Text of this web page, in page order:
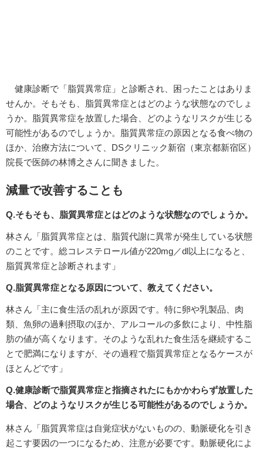
健康診断で「脂質異常症」と診断され、困ったことはありま
せんか。そもそも、脂質異常症とはどのような状態なのでしょ
うか。脂質異常症を放置した場合、どのようなリスクが生じる
可能性があるのでしょうか。脂質異常症の原因となる食べ物の
ほか、治療方法について、DSクリニック新宿（東京都新宿区）
院長で医師の林博之さんに聞きました。
減量で改善することも
Q.そもそも、脂質異常症とはどのような状態なのでしょうか。
林さん「脂質異常症とは、脂質代謝に異常が発生している状態
のことです。総コレステロール値が220mg／dl以上になると、
脂質異常症と診断されます」
Q.脂質異常症となる原因について、教えてください。
林さん「主に食生活の乱れが原因です。特に卵や乳製品、肉
類、魚卵の過剰摂取のほか、アルコールの多飲により、中性脂
肪の値が高くなります。そのような乱れた食生活を継続するこ
とで肥満になりますが、その過程で脂質異常症となるケースが
ほとんどです」
Q.健康診断で脂質異常症と指摘されたにもかかわらず放置した
場合、どのようなリスクが生じる可能性があるのでしょうか。
林さん「脂質異常症は自覚症状がないものの、動脈硬化を引き
起こす要因の一つになるため、注意が必要です。動脈硬化によ